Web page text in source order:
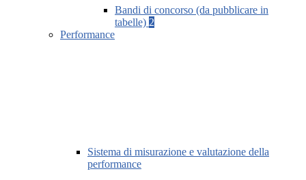
Bandi di concorso (da pubblicare in
tabelle) 2
Performance
Sistema di misurazione e valutazione della
performance